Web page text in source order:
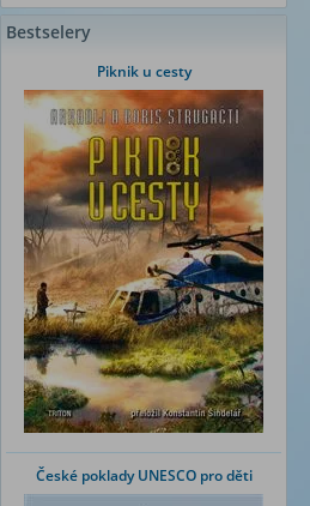
Bestselery
Piknik u cesty
České poklady UNESCO pro děti